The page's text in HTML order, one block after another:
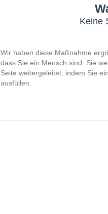
Keine
Wir haben diese Maßnahme
dass Sie ein Mensch sind. Sie
Seite weitergeleitet, indem Sie
ausfüllen.